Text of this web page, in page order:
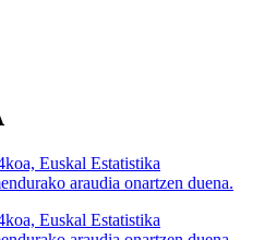
Euskal Estatistika
araudia onartzen duena.
Euskal Estatistika